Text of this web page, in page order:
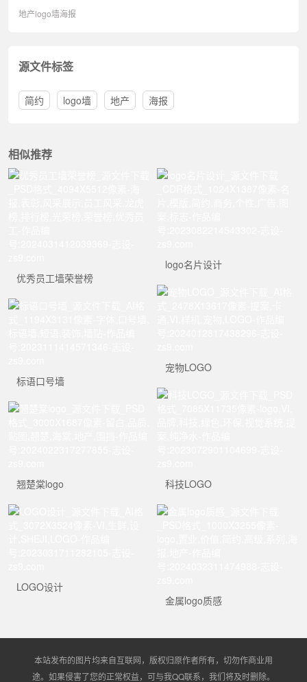
地产logo墙海报
源文件标签
简约 logo墙 地产 海报
相似推荐
优秀员工墙荣誉榜
logo名片设计
宠物LOGO
标语口号墙
科技LOGO
翘楚棠logo
LOGO设计
金属logo质感
本站发布的图片均来自互联网，版权归原作者所有，切勿作商业用
途。如果侵害了您的正常权益，可与我QQ联系，我们将及时删除。